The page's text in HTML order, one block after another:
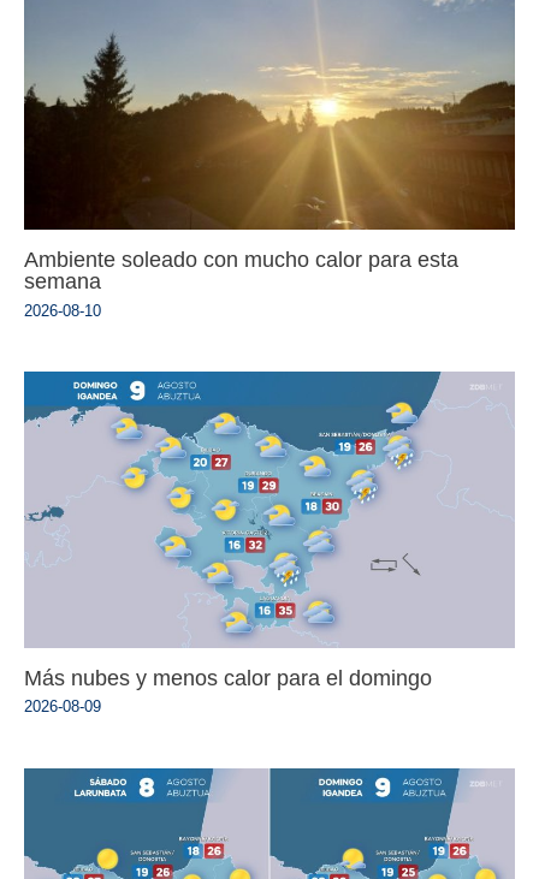
Ambiente soleado con mucho calor para esta
semana
2026-08-10
Más nubes y menos calor para el domingo
2026-08-09